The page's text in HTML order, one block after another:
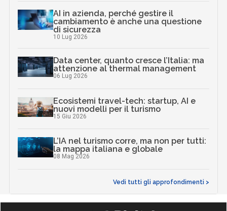
AI in azienda, perché gestire il
cambiamento è anche una questione
di sicurezza
10 Lug 2026
Data center, quanto cresce l’Italia: ma
attenzione al thermal management
06 Lug 2026
Ecosistemi travel-tech: startup, AI e
nuovi modelli per il turismo
15 Giu 2026
L’IA nel turismo corre, ma non per tutti:
la mappa italiana e globale
08 Mag 2026
Vedi tutti gli approfondimenti >